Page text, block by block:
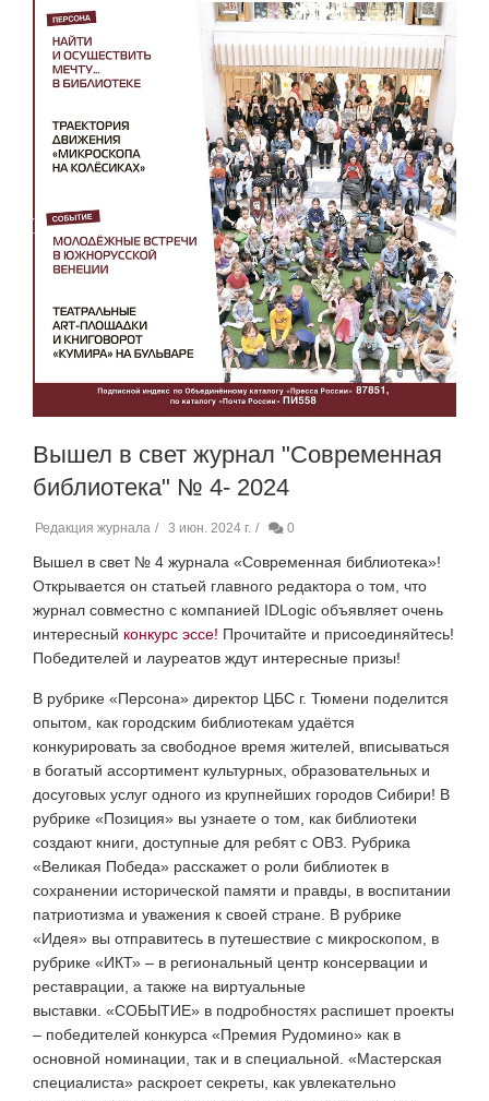
Вышел в свет журнал "Современная
библиотека" № 4- 2024
Редакция журнала 3 июн. 2024 г. 0
Вышел в свет № 4 журнала «Современная библиотека»!
Открывается он статьей главного редактора о том, что
журнал совместно с компанией IDLogic объявляет очень
интересный конкурс эссе! Прочитайте и присоединяйтесь!
Победителей и лауреатов ждут интересные призы!
В рубрике «Персона» директор ЦБС г. Тюмени поделится
опытом, как городским библиотекам удаётся
конкурировать за свободное время жителей, вписываться
в богатый ассортимент культурных, образовательных и
досуговых услуг одного из крупнейших городов Сибири! В
рубрике «Позиция» вы узнаете о том, как библиотеки
создают книги, доступные для ребят с ОВЗ. Рубрика
«Великая Победа» расскажет о роли библиотек в
сохранении исторической памяти и правды, в воспитании
патриотизма и уважения к своей стране. В рубрике
«Идея» вы отправитесь в путешествие с микроскопом, в
рубрике «ИКТ» – в региональный центр консервации и
реставрации, а также на виртуальные
выставки. «СОБЫТИЕ» в подробностях распишет проекты
– победителей конкурса «Премия Рудомино» как в
основной номинации, так и в специальной. «Мастерская
специалиста» раскроет секреты, как увлекательно